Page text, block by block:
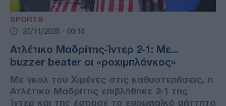
SPORTS
27/11/2025 - 00:14
Ατλέτικο Μαδρίτης-Ίντερ 2-1: Με...
buzzer beater οι «ροχιμπλάνκος»
Με γκολ του Χιμένες στις καθυστερήσεις, η
Ατλέτικο Μαδρίτης επιβλήθηκε 2-1 της
Ίντερ και της έσπασε το ευρωπαϊκό αήττητο